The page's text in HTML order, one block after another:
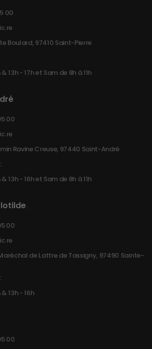
00
Boulard, 97410 Saint-Pierre
13h - 17h et Sam de 8h à 11h
00
Ravine Creuse, 97440 Saint-André
13h - 16h et Sam de 8h à 11h
00
de Lattre de Tassigny, 97490 Sainte-
13h - 16h
00